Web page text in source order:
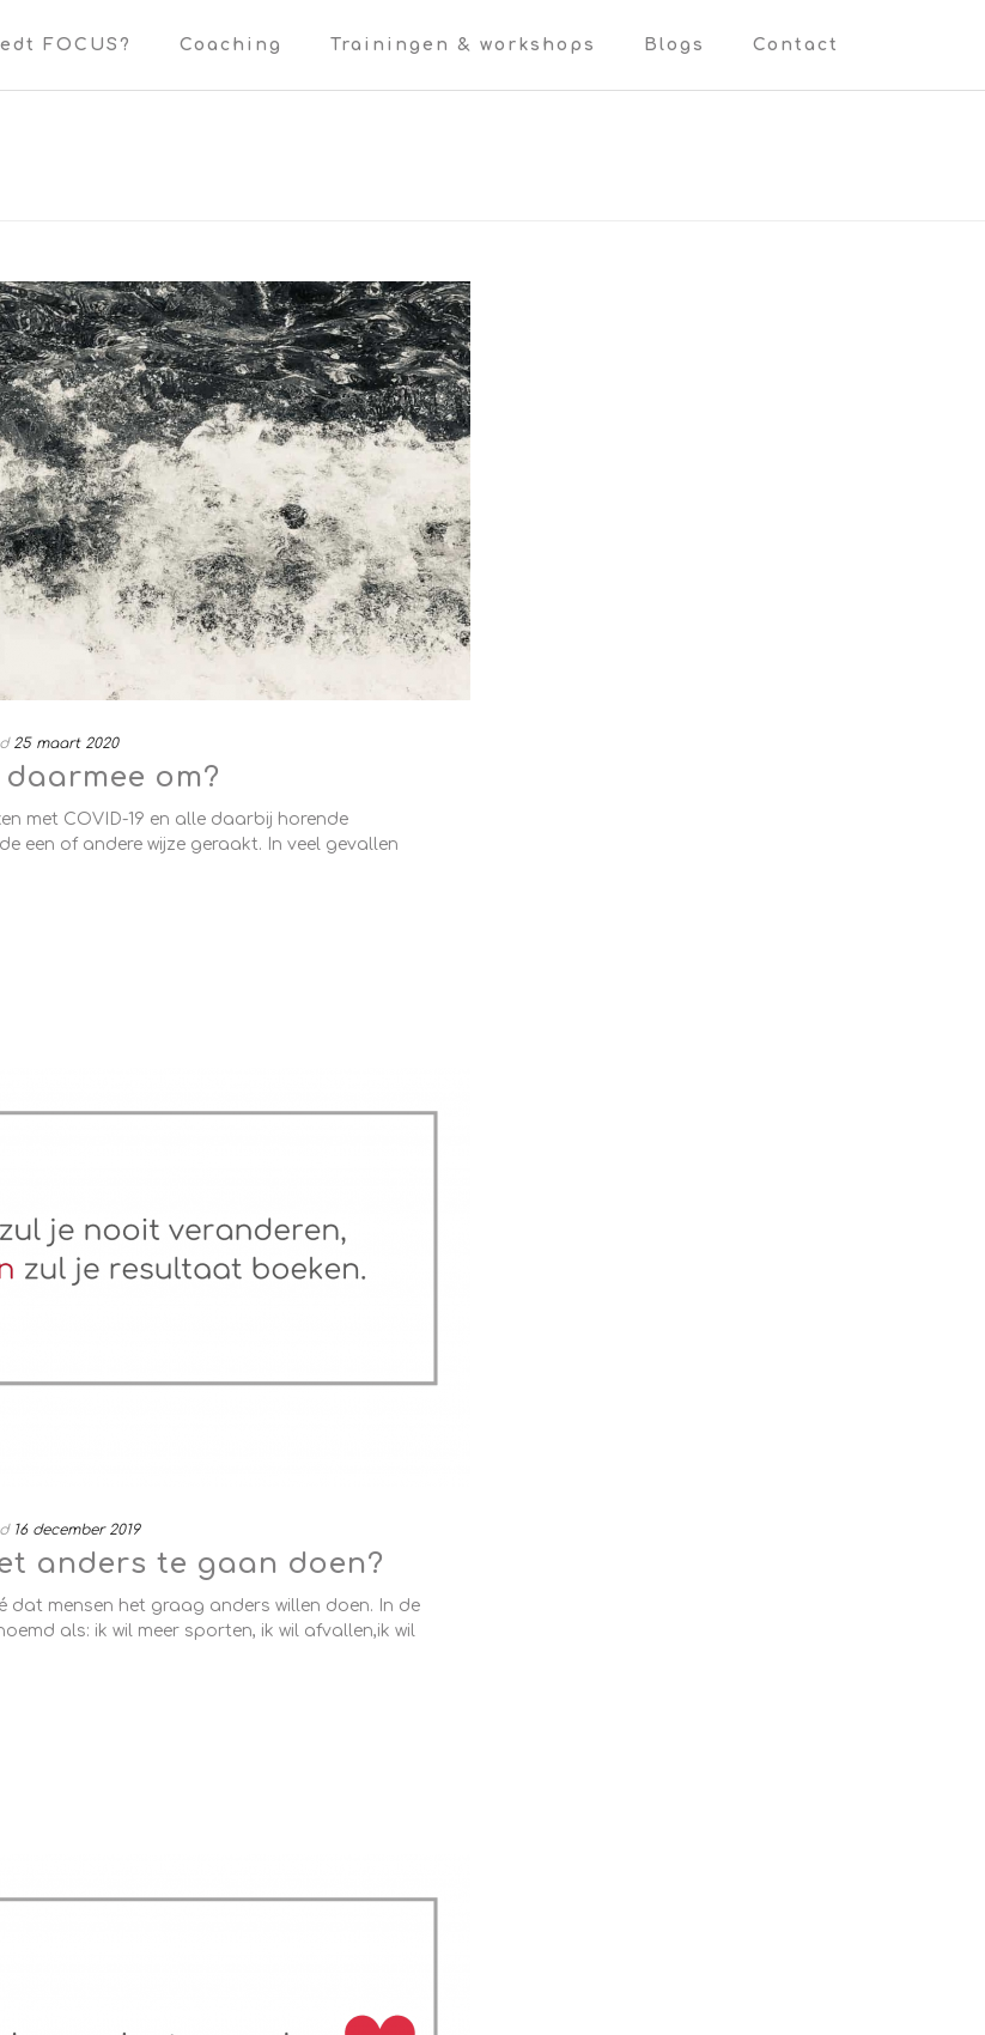
FOCUS? Coaching Trainingen & workshops Blogs Contact
25 maart 2020
om?
met COVID-19 en alle daarbij horende
een of andere wijze geraakt. In veel gevallen
16 december 2019
anders te gaan doen?
dat mensen het graag anders willen doen. In de
als: ik wil meer sporten, ik wil afvallen,ik wil